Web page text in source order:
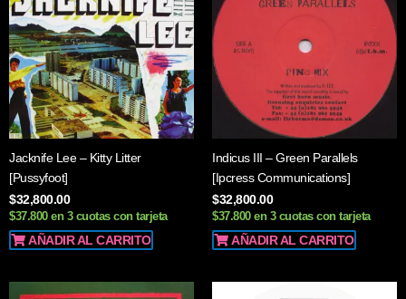
Jacknife Lee – Kitty Litter
[Pussyfoot]
$32,800.00
$37.800 en 3 cuotas con tarjeta
AÑADIR AL CARRITO
Indicus III – Green Parallels
[Ipcress Communications]
$32,800.00
$37.800 en 3 cuotas con tarjeta
AÑADIR AL CARRITO